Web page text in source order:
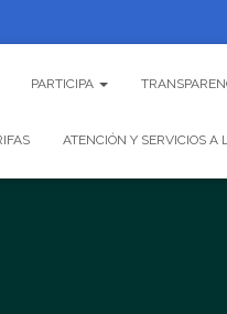
PARTICIPA
ATENCIÓN Y SERVICIOS A